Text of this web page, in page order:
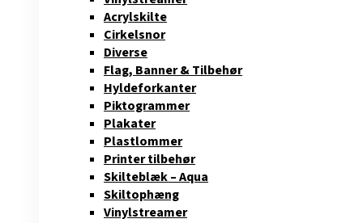
Acrylskilte
Cirkelsnor
Diverse
Flag, Banner & Tilbehør
Hyldeforkanter
Piktogrammer
Plakater
Plastlommer
Printer tilbehør
Skilteblæk – Aqua
Skiltophæng
Vinylstreamer